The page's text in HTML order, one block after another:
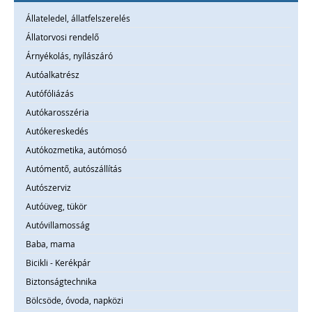
Állateledel, állatfelszerelés
Állatorvosi rendelő
Árnyékolás, nyílászáró
Autóalkatrész
Autófóliázás
Autókarosszéria
Autókereskedés
Autókozmetika, autómosó
Autómentő, autószállítás
Autószerviz
Autóüveg, tükör
Autóvillamosság
Baba, mama
Bicikli - Kerékpár
Biztonságtechnika
Bölcsöde, óvoda, napközi